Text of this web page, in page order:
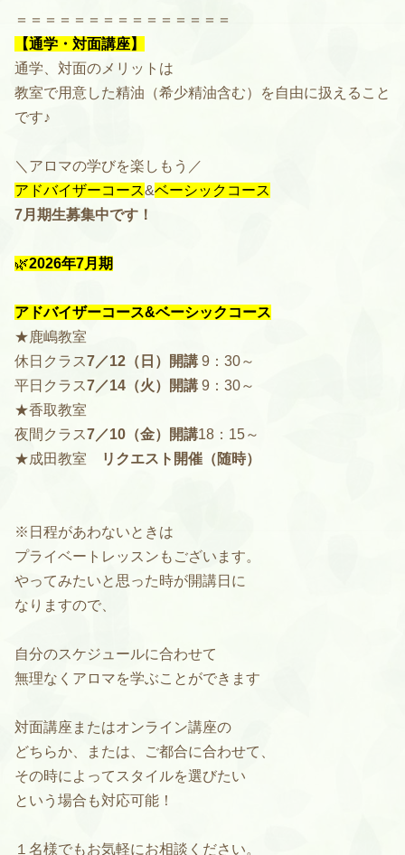
＝＝＝＝＝＝＝＝＝＝＝＝＝＝＝
【通学・対面講座】
通学、対面のメリットは
教室で用意した精油（希少精油含む）を自由に扱えること
です♪
＼アロマの学びを楽しもう／
アドバイザーコース&ベーシックコース
7月期生募集中です！
🌿2026年7月期
アドバイザーコース&ベーシックコース
★鹿嶋教室
休日クラス7／12（日）開講 9：30～
平日クラス7／14（火）開講 9：30～
★香取教室
夜間クラス7／10（金）開講18：15～
★成田教室
リクエスト開催（随時）
※日程があわないときは
プライベートレッスンもございます。
やってみたいと思った時が開講日に
なりますので、
自分のスケジュールに合わせて
無理なくアロマを学ぶことができます
対面講座またはオンライン講座の
どちらか、または、ご都合に合わせて、
その時によってスタイルを選びたい
という場合も対応可能！
１名様でもお気軽にお相談ください。